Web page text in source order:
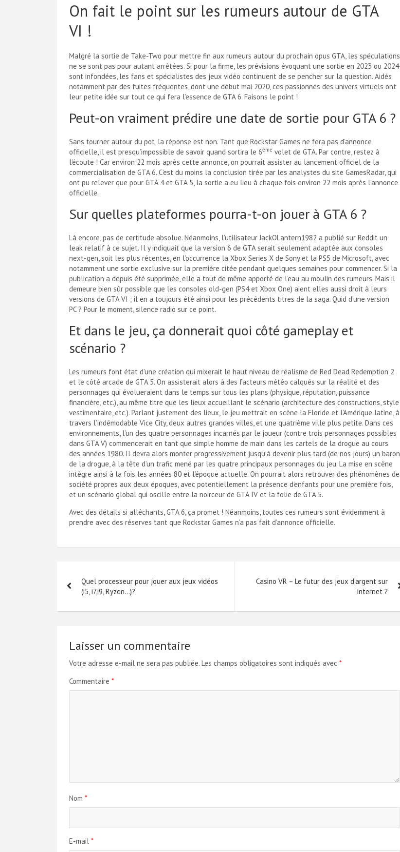
On fait le point sur les rumeurs autour de GTA
VI !
Malgré la sortie de Take-Two pour mettre fin aux rumeurs autour du prochain opus GTA, les spéculations
ne se sont pas pour autant arrêtées. Si pour la firme, les prévisions évoquant une sortie en 2023 ou 2024
sont infondées, les fans et spécialistes des jeux vidéo continuent de se pencher sur la question. Aidés
notamment par des fuites fréquentes, dont une début mai 2020, ces passionnés des univers virtuels ont
leur petite idée sur tout ce qui fera l’essence de GTA 6. Faisons le point !
Peut-on vraiment prédire une date de sortie pour GTA 6 ?
Sans tourner autour du pot, la réponse est non. Tant que Rockstar Games ne fera pas d’annonce
officielle, il est presqu’impossible de savoir quand sortira le 6ème volet de GTA. Par contre, restez à
l’écoute ! Car environ 22 mois après cette annonce, on pourrait assister au lancement officiel de la
commercialisation de GTA 6. C’est du moins la conclusion tirée par les analystes du site GamesRadar, qui
ont pu relever que pour GTA 4 et GTA 5, la sortie a eu lieu à chaque fois environ 22 mois après l’annonce
officielle.
Sur quelles plateformes pourra-t-on jouer à GTA 6 ?
Là encore, pas de certitude absolue. Néanmoins, l’utilisateur JackOLantern1982 a publié sur Reddit un
leak relatif à ce sujet. Il y indiquait que la version 6 de GTA serait seulement adaptée aux consoles
next-gen, soit les plus récentes, en l’occurrence la Xbox Series X de Sony et la PS5 de Microsoft, avec
notamment une sortie exclusive sur la première citée pendant quelques semaines pour commencer. Si la
publication a depuis été supprimée, elle a tout de même apporté de l’eau au moulin des rumeurs. Mais il
demeure bien sûr possible que les consoles old-gen (PS4 et Xbox One) aient elles aussi droit à leurs
versions de GTA VI ; il en a toujours été ainsi pour les précédents titres de la saga. Quid d’une version
PC ? Pour le moment, silence radio sur ce point.
Et dans le jeu, ça donnerait quoi côté gameplay et
scénario ?
Les rumeurs font état d’une création qui mixerait le haut niveau de réalisme de Red Dead Redemption 2
et le côté arcade de GTA 5. On assisterait alors à des facteurs météo calqués sur la réalité et des
personnages qui évolueraient dans le temps sur tous les plans (physique, réputation, puissance
financière, etc.), au même titre que les lieux accueillant le scénario (architecture des constructions, style
vestimentaire, etc.). Parlant justement des lieux, le jeu mettrait en scène la Floride et l’Amérique latine, à
travers l’indémodable Vice City, deux autres grandes villes, et une quatrième ville plus petite. Dans ces
environnements, l’un des quatre personnages incarnés par le joueur (contre trois personnages possibles
dans GTA V) commencerait en tant que simple homme de main dans les cartels de la drogue au cours
des années 1980. Il devra alors monter progressivement jusqu’à devenir plus tard (de nos jours) un baron
de la drogue, à la tête d’un trafic mené par les quatre principaux personnages du jeu. La mise en scène
intègre ainsi à la fois les années 80 et l’époque actuelle. On pourrait alors retrouver des phénomènes de
société propres aux deux époques, avec potentiellement la présence d’enfants pour une première fois,
et un scénario global qui oscille entre la noirceur de GTA IV et la folie de GTA 5.
Avec des détails si alléchants, GTA 6, ça promet ! Néanmoins, toutes ces rumeurs sont évidemment à
prendre avec des réserves tant que Rockstar Games n’a pas fait d’annonce officielle.
de
l’article
Quel processeur pour jouer aux jeux vidéos
(i5, i7,i9, Ryzen…)?
Casino VR – Le futur des jeux d’argent sur
internet ?
Laisser un commentaire
Votre adresse e-mail ne sera pas publiée. Les champs obligatoires sont indiqués avec *
Commentaire *
Nom *
E-mail *